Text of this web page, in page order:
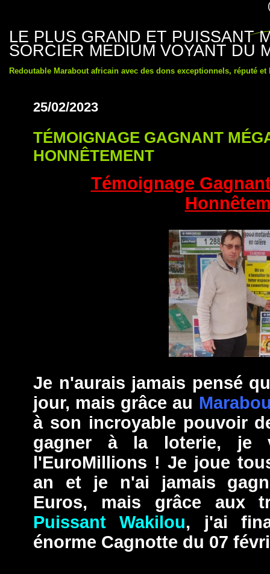
LE PLUS GRAND ET PUISSANT
SORCIER MEDIUM VOYANT DU
Redoutable Marabout africain avec des dons exceptionnels, réputé et
25/02/2023
TÉMOIGNAGE GAGNANT
HONNÊTEMENT
Témoignage
Je n'aurais jamais pensé
jour, mais grâce au
à son incroyable pouvoir
gagner à la loterie, je
l'EuroMillions ! Je joue
an et je n'ai jamais
Euros, mais grâce aux
Puissant Wakilou, j'ai
énorme Cagnotte du 07